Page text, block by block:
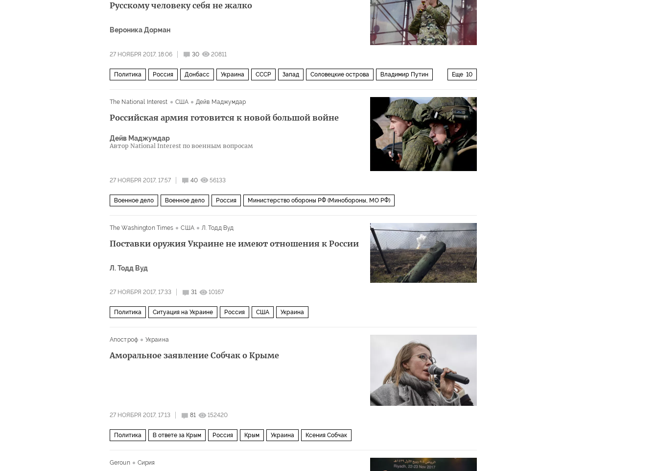
Русскому человеку себя не жалко
Вероника Дорман
27 НОЯБРЯ 2017, 18:06 30 20811
Еще 10
Политика Россия Донбасс Украина СССР Запад Соловецкие острова Владимир Путин
трудовые лагеря
The National Interest США Дейв Маджумдар
Российская армия готовится к новой большой войне
Дейв Маджумдар
Автор National Interest по военным вопросам
27 НОЯБРЯ 2017, 17:57 40 56133
Военное дело Военное дело Россия Министерство обороны РФ (Минобороны, МО РФ)
The Washington Times США Л. Тодд Вуд
Поставки оружия Украине не имеют отношения к России
Л. Тодд Вуд
27 НОЯБРЯ 2017, 17:33 31 10167
Политика Ситуация на Украине Россия США Украина
Апостроф Украина
Аморальное заявление Собчак о Крыме
27 НОЯБРЯ 2017, 17:13 81 152420
Политика В ответе за Крым Россия Крым Украина Ксения Собчак
Geroun Сирия